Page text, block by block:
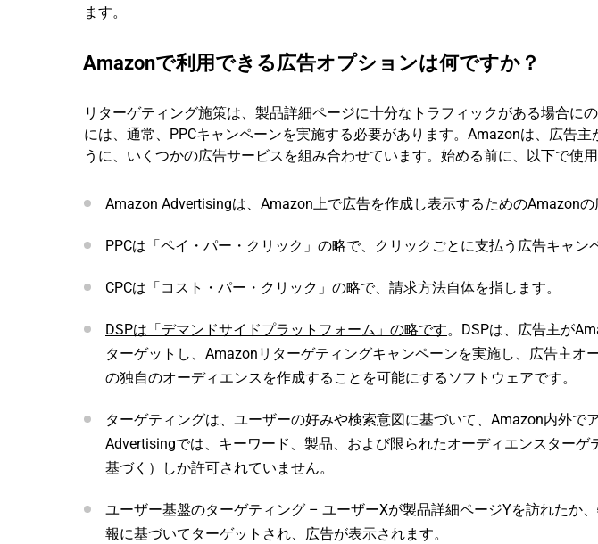
ます。
Amazonで利用できる広告オプションは何ですか？
リターゲティング施策は、製品詳細ページに十分なトラフィックがある場合に
には、通常、PPCキャンペーンを実施する必要があります。Amazonは、広告
うに、いくつかの広告サービスを組み合わせています。始める前に、以下で使
Amazon Advertisingは、Amazon上で広告を作成し表示するためのAmazonの
PPCは「ペイ・パー・クリック」の略で、クリックごとに支払う広告キャン
CPCは「コスト・パー・クリック」の略で、請求方法自体を指します。
DSPは「デマンドサイドプラットフォーム」の略です。DSPは、広告主が
ターゲットし、Amazonリターゲティングキャンペーンを実施し、広告主オ
の独自のオーディエンスを作成することを可能にするソフトウェアです。
ターゲティングは、ユーザーの好みや検索意図に基づいて、Amazon内外で
Advertisingでは、キーワード、製品、および限られたオーディエンスター
基づく）しか許可されていません。
ユーザー基盤のターゲティング – ユーザーXが製品詳細ページYを訪れたか
報に基づいてターゲットされ、広告が表示されます。